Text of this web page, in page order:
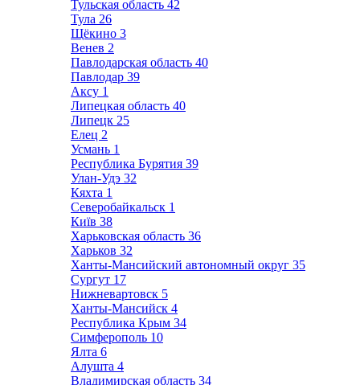
Тульская область 42
Тула 26
Щёкино 3
Венев 2
Павлодарская область 40
Павлодар 39
Аксу 1
Липецкая область 40
Липецк 25
Елец 2
Усмань 1
Республика Бурятия 39
Улан-Удэ 32
Кяхта 1
Северобайкальск 1
Київ 38
Харьковская область 36
Харьков 32
Ханты-Мансийский автономный округ 35
Сургут 17
Нижневартовск 5
Ханты-Мансийск 4
Республика Крым 34
Симферополь 10
Ялта 6
Алушта 4
Владимирская область 34